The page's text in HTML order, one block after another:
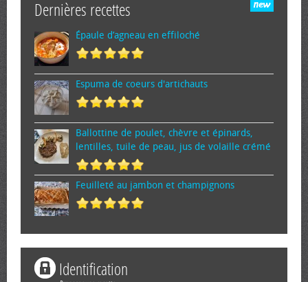
Dernières recettes
Épaule d’agneau en effiloché
Espuma de cœurs d'artichauts
Ballottine de poulet, chèvre et épinards,
lentilles, tuile de peau, jus de volaille crémé
Feuilleté au jambon et champignons
Identification